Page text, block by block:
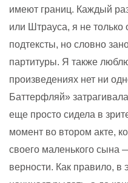
имеют границ. Каждый
или Штрауса, я не
подтексты, но словно
партитуры. Я также
произведениях нет ни
Баттерфляй»
еще просто сидела в
момент во втором акте,
своего маленького сына
верности. Как правило, в